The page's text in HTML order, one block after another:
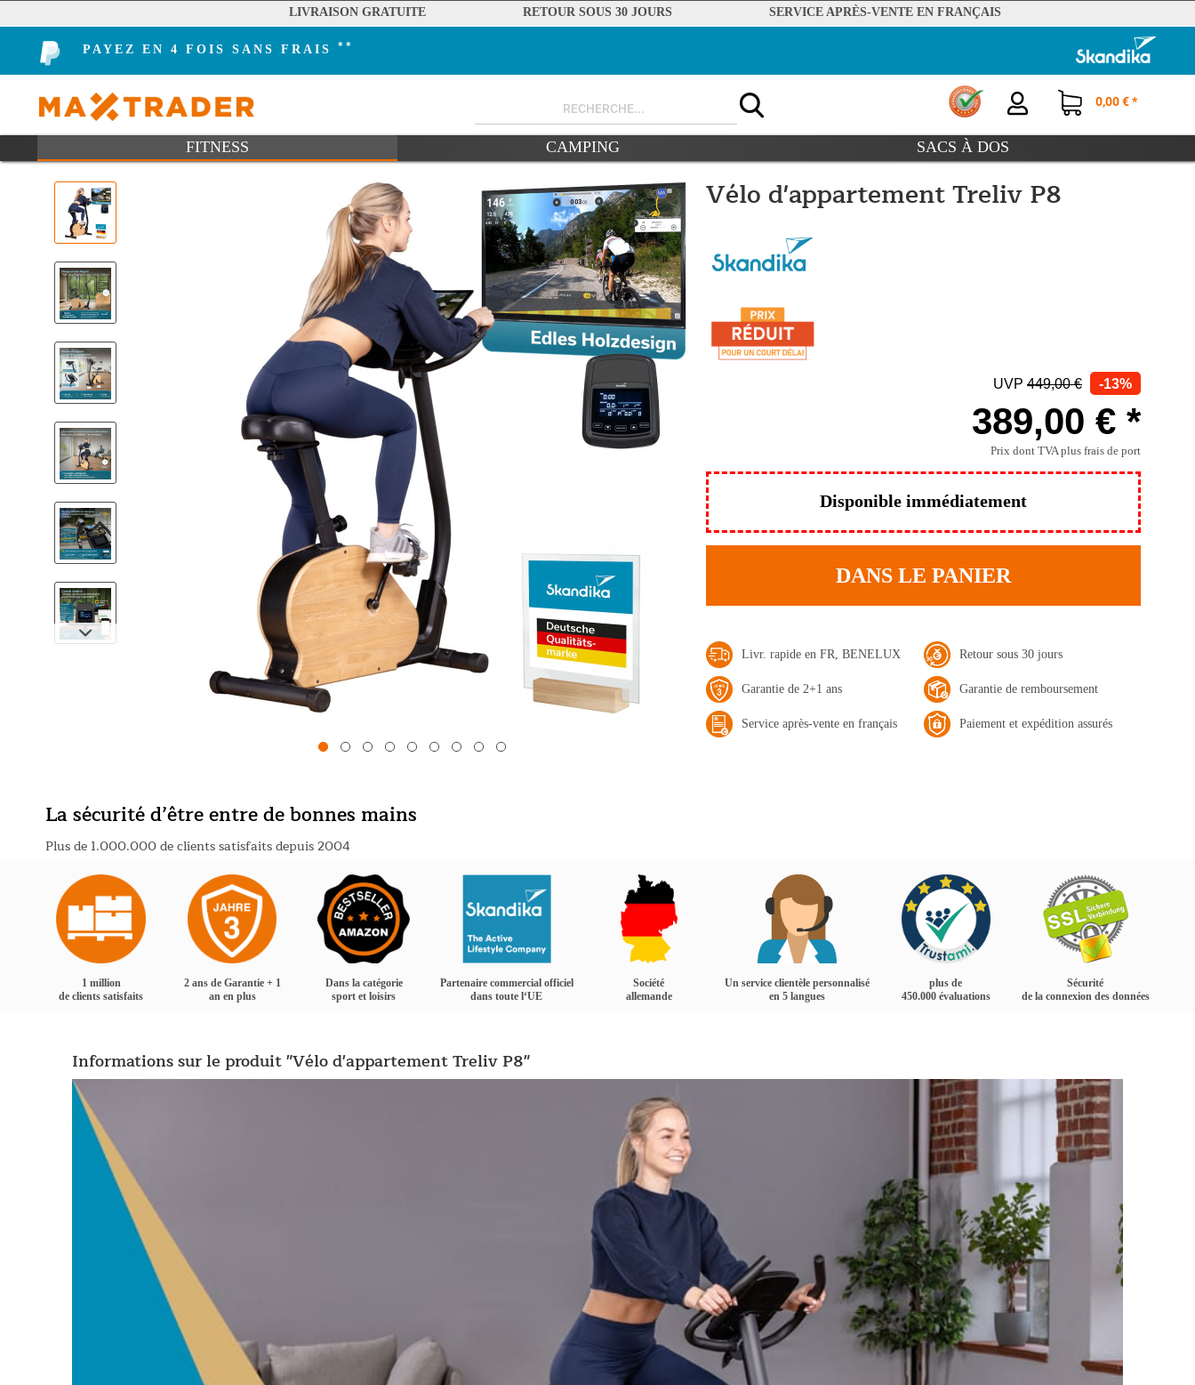
LIVRAISON GRATUITE RETOUR SOUS 30 JOURS SERVICE APRÈS-VENTE EN FRANÇAIS
PAYEZ EN 4 FOIS SANS FRAIS **
0,00 € *
FITNESS CAMPING SACS À DOS
Vélo d'appartement Treliv P8
UVP 449,00 € -13%
389,00 € *
Prix dont TVAplus frais de port
Disponible immédiatement
DANS LE PANIER
Livr. rapide en FR, BENELUX
Garantie de 2+1 ans
Service après-vente en français
Retour sous 30 jours
Garantie de remboursement
Paiement et expédition assurés
La sécurité d’être entre de bonnes mains
Plus de 1.000.000 de clients satisfaits depuis 2004
1 million
de clients satisfaits
2 ans de Garantie + 1
an en plus
Dans la catégorie
sport et loisirs
Partenaire commercial officiel
dans toute l‘UE
Société
allemande
Un service clientèle personnalisé
en 5 langues
plus de
450.000 évaluations
Sécurité
de la connexion des données
Informations sur le produit "Vélo d'appartement Treliv P8"